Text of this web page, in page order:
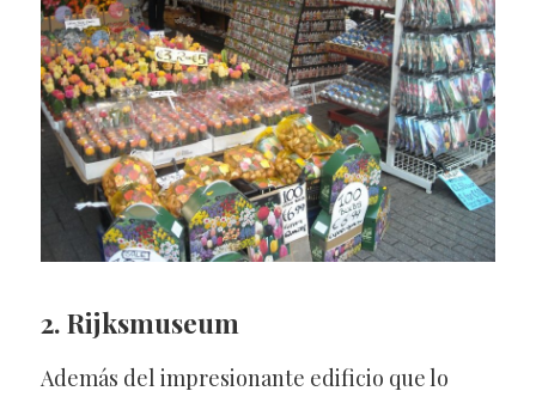
2. Rijksmuseum
Además del impresionante edificio que lo